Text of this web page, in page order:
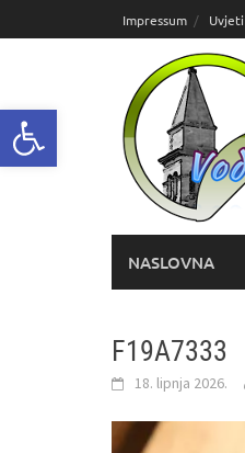
Open toolbar
do
Impressum
NASLOVNA
F19A7333
18. lipnja 2026.